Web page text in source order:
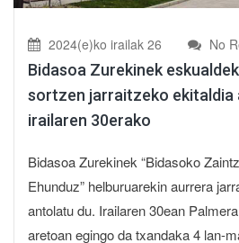
2024(e)ko irailak 26 No
Bidasoa Zurekinek
sortzen jarraitzeko ekitaldia
irailaren 30erako
Bidasoa Zurekinek “Bidasoko
Ehunduz” helburuarekin aurrera
antolatu du. Irailaren 30ean
aretoan egingo da txandaka 4 lan-